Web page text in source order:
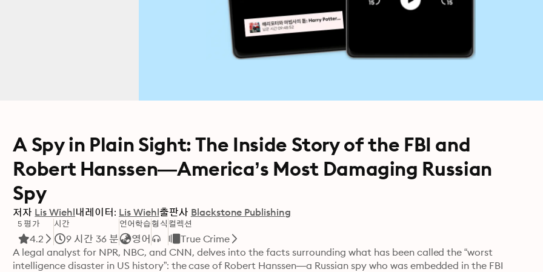
A Spy in Plain Sight: The Inside Story of the FBI and
Robert Hanssen―America’s Most Damaging Russian
Spy
저자 Lis Wiehl내레이터: Lis Wiehl출판사 Blackstone Publishing
5 평가
4.2
시간
9 시간 36 분
언어학습
영어
형식 컬렉션
True Crime
A legal analyst for NPR, NBC, and CNN, delves into the facts surrounding what has been called the “worst
intelligence disaster in US history”: the case of Robert Hanssen—a Russian spy who was embedded in the FBI